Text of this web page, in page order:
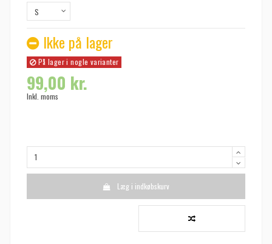
Ikke på lager
På lager i nogle varianter
99,00 kr.
Inkl. moms
Læg i indkøbskurv